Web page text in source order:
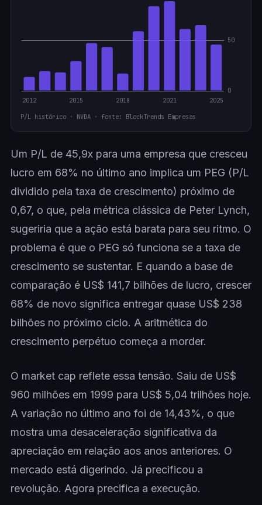
P/L histórico · NVDA · fonte: BlockTrends Empresas
Um P/L de 45,9x para uma empresa que cresceu
lucro em 68% no último ano implica um PEG (P/L
dividido pela taxa de crescimento) próximo de
0,67, o que, pela métrica clássica de Peter Lynch,
sugeriria que a ação está barata para seu ritmo. O
problema é que o PEG só funciona se a taxa de
crescimento se sustentar. E quando a base de
comparação é US$ 141,7 bilhões de lucro, crescer
68% de novo significa entregar quase US$ 238
bilhões no próximo ciclo. A aritmética do
crescimento perpétuo começa a morder.
O market cap reflete essa tensão. Saiu de US$
960 milhões em 1999 para US$ 5,04 trilhões hoje.
A variação no último ano foi de 14,43%, o que
mostra uma desaceleração significativa da
apreciação em relação aos anos anteriores. O
mercado está digerindo. Já precificou a
revolução. Agora precifica a execução.